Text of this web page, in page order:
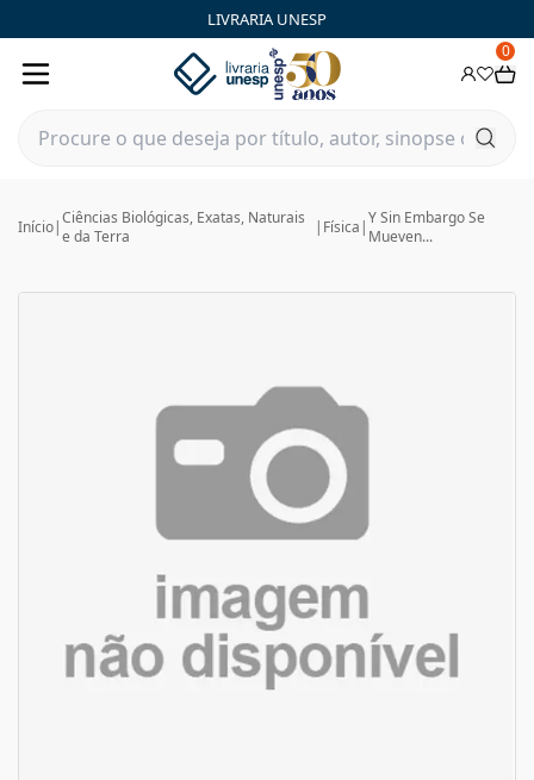
LIVRARIA UNESP
0
Início|Ciências Biológicas, Exatas, Naturais
e da Terra
| Física |Y Sin Embargo Se
Mueven...